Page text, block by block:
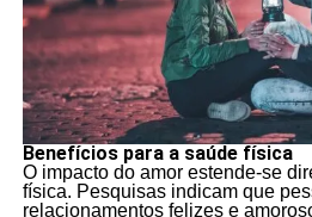
Benefícios para a saúde física
O impacto do amor estende-se
física. Pesquisas indicam que
relacionamentos felizes e